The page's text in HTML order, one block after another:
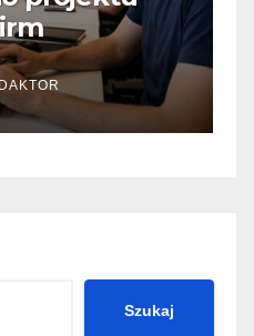
dla środowiska?
REDAKTOR
Szukaj